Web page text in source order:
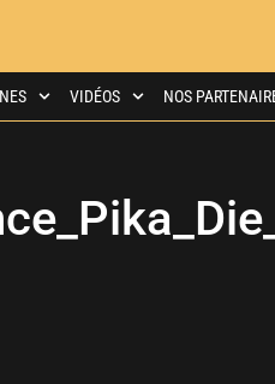
VIDÉOS NOS